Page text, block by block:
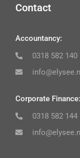
Contact
Accountancy:
0318 582 140
info@elysee.nl
Corporate Finance:
0318 582 144
info@elysee.nl